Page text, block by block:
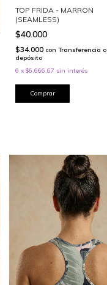
TOP FRIDA - MARRON
(SEAMLESS)
$40.000
$34.000 con Transferencia o
depósito
6 x $6.666,67 sin interés
Comprar